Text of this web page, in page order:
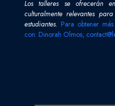
Los talleres se ofrecerán
culturalmente relevantes
estudiantes. Para obtener
con: Dinorah Olmos,